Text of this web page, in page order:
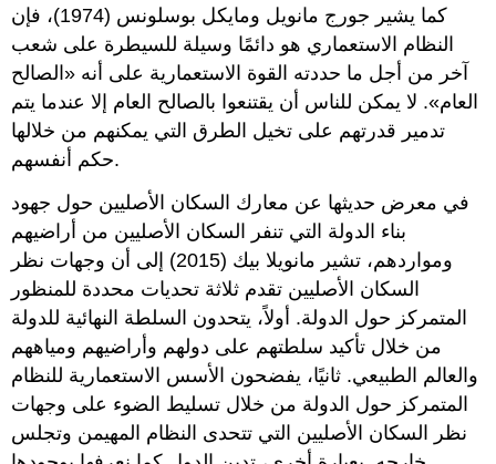
كما يشير جورج مانويل ومايكل بوسلونس (1974)، فإن
النظام الاستعماري هو دائمًا وسيلة للسيطرة على شعب
آخر من أجل ما حددته القوة الاستعمارية على أنه «الصالح
العام». لا يمكن للناس أن يقتنعوا بالصالح العام إلا عندما يتم
تدمير قدرتهم على تخيل الطرق التي يمكنهم من خلالها
حكم أنفسهم.
في معرض حديثها عن معارك السكان الأصليين حول جهود
بناء الدولة التي تنفر السكان الأصليين من أراضيهم
ومواردهم، تشير مانويلا بيك (2015) إلى أن وجهات نظر
السكان الأصليين تقدم ثلاثة تحديات محددة للمنظور
المتمركز حول الدولة. أولاً، يتحدون السلطة النهائية للدولة
من خلال تأكيد سلطتهم على دولهم وأراضيهم ومياههم
والعالم الطبيعي. ثانيًا، يفضحون الأسس الاستعمارية للنظام
المتمركز حول الدولة من خلال تسليط الضوء على وجهات
نظر السكان الأصليين التي تتحدى النظام المهيمن وتجلس